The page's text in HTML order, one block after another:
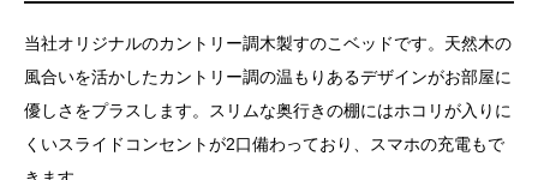
当社オリジナルのカントリー調木製すのこベッドです。天然木の
風合いを活かしたカントリー調の温もりあるデザインがお部屋に
優しさをプラスします。スリムな奥行きの棚にはホコリが入りに
くいスライドコンセントが2口備わっており、スマホの充電もで